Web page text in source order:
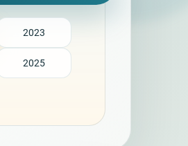
2023
2025